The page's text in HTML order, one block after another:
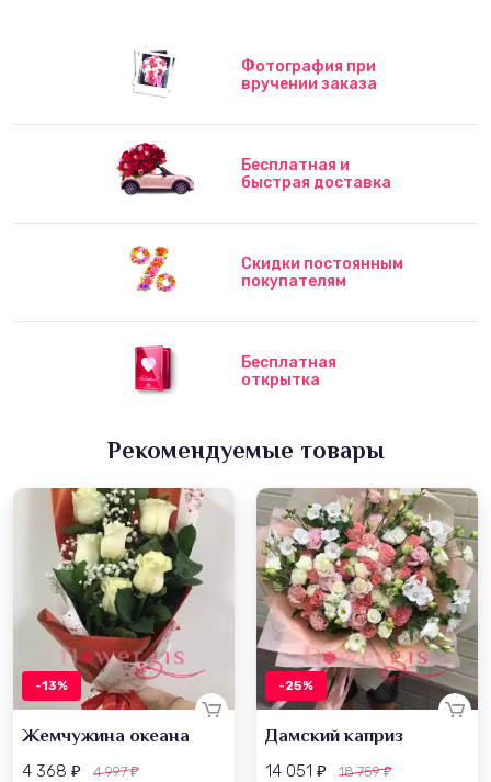
Фотография при
вручении заказа
Бесплатная и
быстрая доставка
Скидки постоянным
покупателям
Бесплатная
открытка
Рекомендуемые товары
-13%
Жемчужина океана
4 368 ₽ 4 997₽
-25%
Дамский каприз
14 051 ₽ 18 759₽